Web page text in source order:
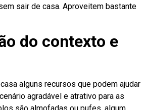
sair de casa. Aproveitem bastante
do contexto e
alguns recursos que podem ajudar
agradável e atrativo para as